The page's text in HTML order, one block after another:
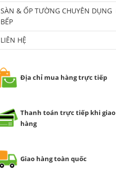
SÀN & ỐP TƯỜNG CHUYÊN DỤNG
BẾP
LIÊN HỆ
Địa chỉ mua hàng trực tiếp
Thanh toán trực tiếp khi giao
hàng
Giao hàng toàn quốc